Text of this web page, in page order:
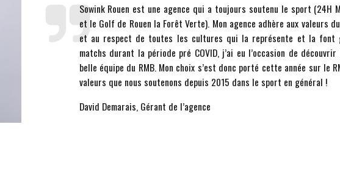
Sowink Rouen est une agence qui a toujours soutenu le sport (24H
et le Golf de Rouen la Forêt Verte). Mon agence adhère aux valeurs
et au respect de toutes les cultures qui la représente et la font
matchs durant la période pré COVID, j’ai eu l’occasion de
belle équipe du RMB. Mon choix s’est donc porté cette année sur le
valeurs que nous soutenons depuis 2015 dans le sport en général !
David Demarais, Gérant de l’agence